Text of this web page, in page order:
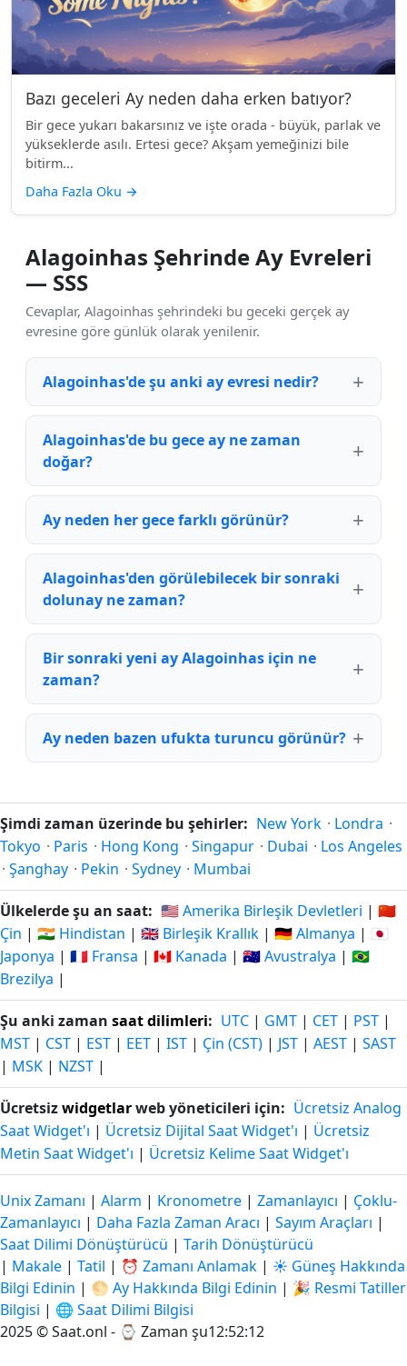
Bazı geceleri Ay neden daha erken batıyor?
Bir gece yukarı bakarsınız ve işte orada - büyük, parlak ve
yükseklerde asılı. Ertesi gece? Akşam yemeğinizi bile
bitirm...
Daha Fazla Oku →
Alagoinhas Şehrinde Ay Evreleri
— SSS
Cevaplar, Alagoinhas şehrindeki bu geceki gerçek ay
evresine göre günlük olarak yenilenir.
Alagoinhas'de şu anki ay evresi nedir?
Alagoinhas'de bu gece ay ne zaman
doğar?
Ay neden her gece farklı görünür?
Alagoinhas'den görülebilecek bir sonraki
dolunay ne zaman?
Bir sonraki yeni ay Alagoinhas için ne
zaman?
Ay neden bazen ufukta turuncu görünür?
Şimdi zaman üzerinde bu şehirler: New York · Londra ·
Tokyo · Paris · Hong Kong · Singapur · Dubai · Los Angeles
· Şanghay · Pekin · Sydney · Mumbai
Ülkelerde şu an saat: 🇺🇸 Amerika Birleşik Devletleri | 🇨🇳
Çin | 🇮🇳 Hindistan | 🇬🇧 Birleşik Krallık | 🇩🇪 Almanya | 🇯🇵
Japonya | 🇫🇷 Fransa | 🇨🇦 Kanada | 🇦🇺 Avustralya | 🇧🇷
Brezilya |
Şu anki zaman saat dilimleri: UTC | GMT | CET | PST |
MST | CST | EST | EET | IST | Çin (CST) | JST | AEST | SAST
| MSK | NZST |
Ücretsizwidgetlarweb yöneticileri için: Ücretsiz Analog
Saat Widget'ı | Ücretsiz Dijital Saat Widget'ı | Ücretsiz
Metin Saat Widget'ı | Ücretsiz Kelime Saat Widget'ı
Unix Zamanı | Alarm | Kronometre | Zamanlayıcı | Çoklu-
Zamanlayıcı | Daha Fazla Zaman Aracı | Sayım Araçları |
Saat Dilimi Dönüştürücü | Tarih Dönüştürücü
| Makale | Tatil | ⏰ Zamanı Anlamak | ☀️ Güneş Hakkında
Bilgi Edinin | 🌕 Ay Hakkında Bilgi Edinin | 🎉 Resmi Tatiller
Bilgisi | 🌐 Saat Dilimi Bilgisi
2025 © Saat.onl - ⌚ Zaman şu12:52:13